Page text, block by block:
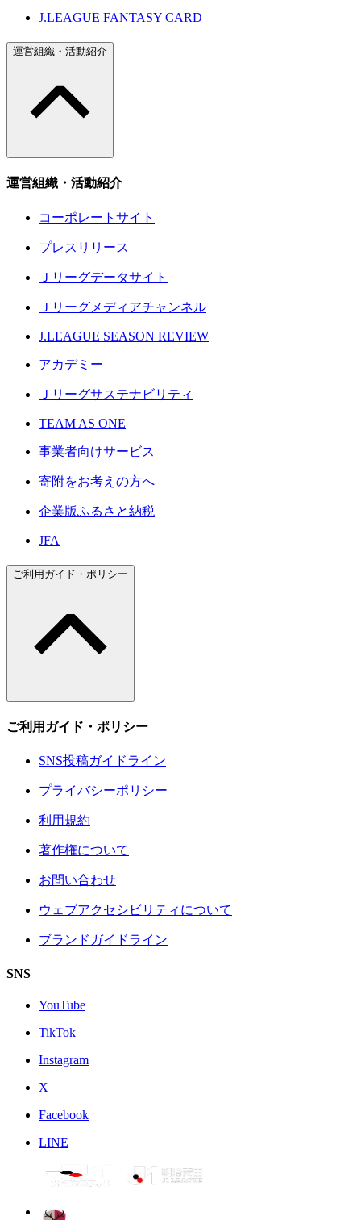
J.LEAGUE FANTASY CARD
運営組織・活動紹介
運営組織・活動紹介
コーポレートサイト
プレスリリース
Ｊリーグデータサイト
Ｊリーグメディアチャンネル
J.LEAGUE SEASON REVIEW
アカデミー
Ｊリーグサステナビリティ
TEAM AS ONE
事業者向けサービス
寄附をお考えの方へ
企業版ふるさと納税
JFA
ご利用ガイド・ポリシー
ご利用ガイド・ポリシー
SNS投稿ガイドライン
プライバシーポリシー
利用規約
著作権について
お問い合わせ
ウェブアクセシビリティについて
ブランドガイドライン
SNS
YouTube
TikTok
Instagram
X
Facebook
LINE